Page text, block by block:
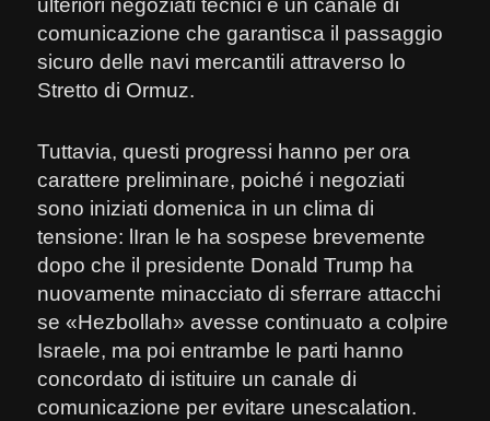
ulteriori negoziati tecnici e un canale di
comunicazione che garantisca il passaggio
sicuro delle navi mercantili attraverso lo
Stretto di Ormuz.
Tuttavia, questi progressi hanno per ora
carattere preliminare, poiché i negoziati
sono iniziati domenica in un clima di
tensione: lIran le ha sospese brevemente
dopo che il presidente Donald Trump ha
nuovamente minacciato di sferrare attacchi
se «Hezbollah» avesse continuato a colpire
Israele, ma poi entrambe le parti hanno
concordato di istituire un canale di
comunicazione per evitare unescalation.